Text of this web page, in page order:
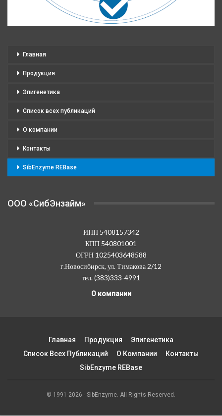
Главная
Продукция
Эпигенетика
Список всех публикаций
О компании
Контакты
SibEnzyme REBase
OOO «СибЭнзайм»
ИНН 5408157342
КПП 540801001
ОГРН 1025403648588
г.Новосибирск, ул. Тимакова 2/12
тел. (383)333-4991
О компании
Главная Продукция
Эпигенетика
Список Всех Публикаций
О Компании
Контакты
SibEnzyme REBase
© 1991-2026 - SibEnzyme. All Rights Reserved.